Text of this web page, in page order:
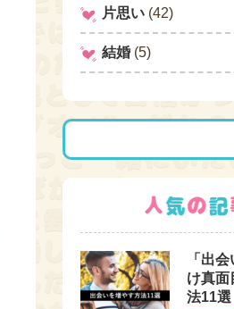
片思い (42)
結婚 (5)
「出
け真面
法11選